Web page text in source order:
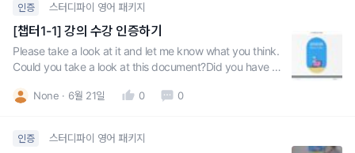
인증 스터디파이 영어 패키지
[챕터1-1] 강의 수강 인증하기
Please take a look at it and let me know what you think.
Could you take a look at this document?Did you have a
None 6월 21일 0 0
인증 스터디파이 영어 패키지